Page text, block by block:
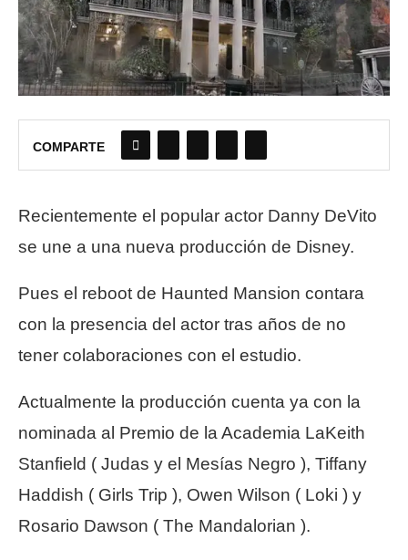
COMPARTE
Recientemente el popular actor Danny DeVito
se une a una nueva producción de Disney.
Pues el reboot de Haunted Mansion contara
con la presencia del actor tras años de no
tener colaboraciones con el estudio.
Actualmente la producción cuenta ya con la
nominada al Premio de la Academia LaKeith
Stanfield ( Judas y el Mesías Negro ), Tiffany
Haddish ( Girls Trip ), Owen Wilson ( Loki ) y
Rosario Dawson ( The Mandalorian ).